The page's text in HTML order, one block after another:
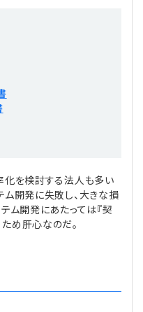
箋
問一答
信託」活用戦略
ドライン
化を検討する法人も多い
ム開発に失敗し、大きな損
ム開発にあたっては『契
め肝心なのだ。